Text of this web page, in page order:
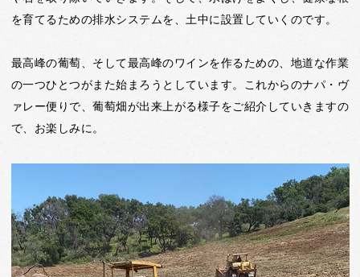
を育てるための排水システムを、土中に設置していくのです。
最高峰の葡萄、そして最高峰のワインを作るための、地道な作業
の一つひとつがまた始まろうとしています。これからのナパ・ヴ
ァレー便りで、葡萄畑が出来上がる様子をご紹介していきますの
で、お楽しみに。